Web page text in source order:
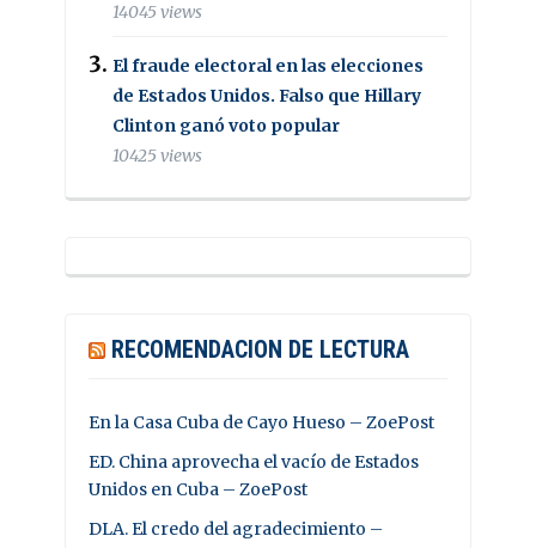
14045 views
El fraude electoral en las elecciones
de Estados Unidos. Falso que Hillary
Clinton ganó voto popular
10425 views
RECOMENDACION DE LECTURA
En la Casa Cuba de Cayo Hueso – ZoePost
ED. China aprovecha el vacío de Estados
Unidos en Cuba – ZoePost
DLA. El credo del agradecimiento –